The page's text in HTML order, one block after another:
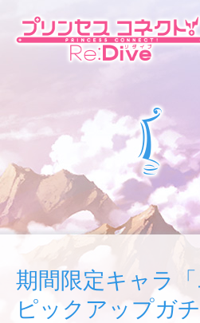
期間限定キャラ
ピックアップガ